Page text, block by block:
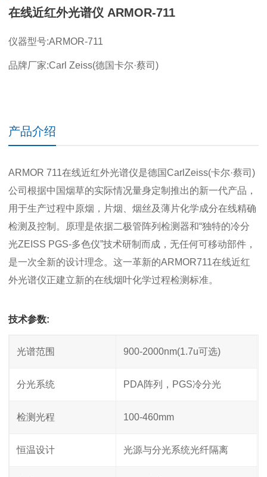
在线近红外光谱仪 ARMOR-711
仪器型号:ARMOR-711
品牌厂家:Carl Zeiss(德国卡尔·蔡司)
产品介绍
ARMOR 711在线近红外光谱仪是德国CarlZeiss(卡尔·蔡司)
公司根据中国烟草的实际情况量身定制推出的新一代产品，
用于生产过程中原烟，片烟、烟丝及薄片化学成分在线精确
检测及控制。原理是依据二极管阵列检测器和“独特的冷分
光ZEISS PGS-多色仪”技术研制而成，无任何可移动部件，
是一次全新的设计理念。这一革新的ARMOR711在线近红
外光谱仪正建立新的在线烟叶化学过程检测标准。
技术参数:
光谱范围 900-2000nm(1.7u可选)
分光系统 PDA阵列，PGS冷分光
检测光程 100-460mm
恒温设计 光源与分光系统光纤隔离